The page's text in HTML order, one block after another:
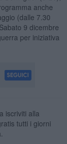
anche
(dalle 7.30
9 dicembre
per iniziativa
iscriviti alla
tutti i giorni